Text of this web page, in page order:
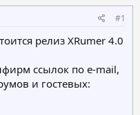
#1
релиз XRumer 4.0
ссылок по e-mail,
и гостевых: